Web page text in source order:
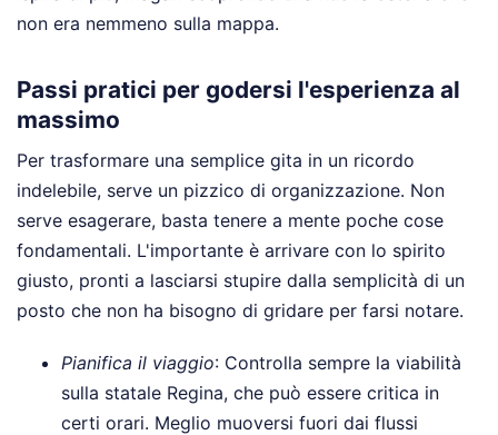
non era nemmeno sulla mappa.
Passi pratici per godersi l'esperienza al
massimo
Per trasformare una semplice gita in un ricordo
indelebile, serve un pizzico di organizzazione. Non
serve esagerare, basta tenere a mente poche cose
fondamentali. L'importante è arrivare con lo spirito
giusto, pronti a lasciarsi stupire dalla semplicità di un
posto che non ha bisogno di gridare per farsi notare.
Pianifica il viaggio: Controlla sempre la viabilità
sulla statale Regina, che può essere critica in
certi orari. Meglio muoversi fuori dai flussi